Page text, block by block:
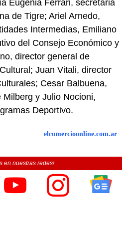
Eugenia Ferrari, secretaria
de Tigre; Ariel Arnedo,
Intermedias, Emiliano
del Consejo Económico y
director general de
Juan Vitali, director
Cesar Balbuena,
y Julio Nocioni,
Deportivo.
elcomercioonline.com.ar
en nuestras redes!